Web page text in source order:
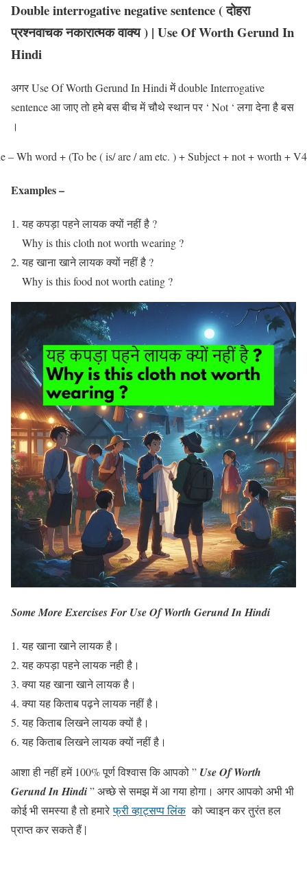
Double interrogative negative sentence ( दोहरा
प्रश्नवाचक नकारात्मक वाक्य ) | Use Of Worth Gerund In
Hindi
अगर Use Of Worth Gerund In Hindi में double Interrogative
sentence आ जाए तो हमे बस बीच में चौथे स्थान पर ‘ Not ‘ लगा देना है बस
।
– Wh word + (To be ( is/ are / am etc. ) + Subject + not + worth +
Examples –
यह कपड़ा पहने लायक क्यों नहीं है ?
Why is this cloth not worth wearing ?
यह खाना खाने लायक क्यों नहीं है ?
Why is this food not worth eating ?
Some More Exercises For Use Of Worth Gerund In Hindi
यह खाना खाने लायक है।
यह कपड़ा पहने लायक नही है।
क्या यह खाना खाने लायक है।
क्या यह किताब पढ़ने लायक नहीं है।
यह किताब लिखने लायक क्यों है।
यह किताब लिखने लायक क्यों नहीं है।
आशा ही नहीं हमें 100% पूर्ण विश्वास कि आपको ” Use Of Worth
Gerund In Hindi” अच्छे से समझ में आ गया होगा। अगर आपको अभी भी
कोई भी समस्या है तो हमारेफ्री व्हाट्सप्प लिंकको ज्वाइन कर तुरंत हल
प्राप्त कर सकते हैं |